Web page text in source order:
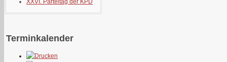
XXVI. Parteitag der KPD
Terminkalender